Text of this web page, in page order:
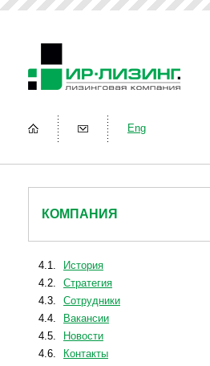
Eng
КОМПАНИЯ
4.1.
История
4.2.
Стратегия
4.3.
Сотрудники
4.4.
Вакансии
4.5.
Новости
4.6.
Контакты